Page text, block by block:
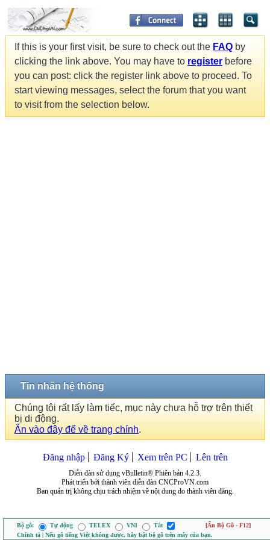
If this is your first visit, be sure to check out the FAQ by
clicking the link above. You may have to register before
you can post: click the register link above to proceed. To
start viewing messages, select the forum that you want
to visit from the selection below.
Tin nhắn hệ thống
Chúng tôi rất lấy làm tiếc, mục này chưa hỗ trợ trên thiết
bị di động.
Ấn vào đây để về trang chính.
Đăng nhập Đăng Ký Xem trên PC Lên trên
Diễn đàn sử dụng vBulletin® Phiên bản 4.2.3.
Phát triển bởi thành viên diễn đàn CNCProVN.com
Ban quản trị không chịu trách nhiệm về nội dung do thành viên đăng.
Bộ gõ: Tự động TELEX VNI Tắt
[Ẩn Bộ Gõ - F12]
Chính tả | Nếu gõ tiếng Việt không được, hãy bật bộ gõ trên máy của bạn.